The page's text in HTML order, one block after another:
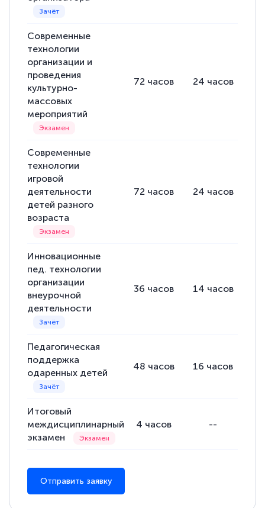
Современные
технологии
организации и
проведения
культурно-
массовых
мероприятий
72 часов 24 часов
Современные
технологии
игровой
деятельности
детей разного
возраста
72 часов 24 часов
Инновационные
пед. технологии
организации
внеурочной
деятельности
36 часов 14 часов
Педагогическая
поддержка
одаренных детей
48 часов 16 часов
Итоговый
междисциплинарный
экзамен
4 часов --
Отправить заявку